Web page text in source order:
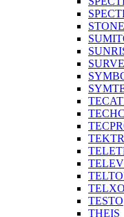
TESTO
THEIS